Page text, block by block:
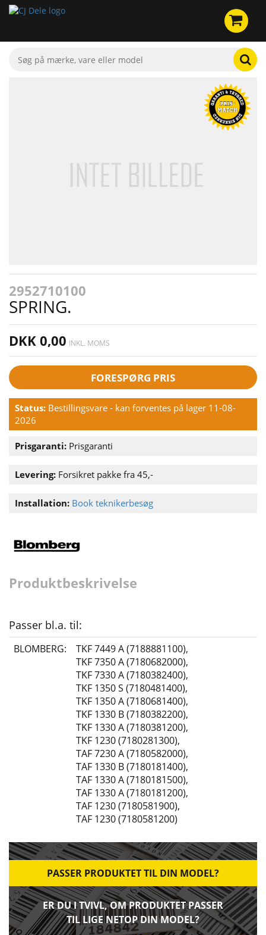
2952710100
SPRING.
DKK 0,00 INKL. MOMS
FORESPØRG PRIS
Status: Bestillingsvare - kan forventes på lager 11-08-
2026
Prisgaranti: Prisgaranti
Levering: Forsikret pakke fra 45,-
Installation: Book teknikerbesøg
Produktbeskrivelse
Passer bl.a. til:
BLOMBERG: TKF 7449 A (7188881100),
TKF 7350 A (7180682000),
TKF 7330 A (7180382400),
TKF 1350 S (7180481400),
TKF 1350 A (7180681400),
TKF 1330 B (7180382200),
TKF 1330 A (7180381200),
TKF 1230 (7180281300),
TAF 7230 A (7180582000),
TAF 1330 B (7180181400),
TAF 1330 A (7180181500),
TAF 1330 A (7180181200),
TAF 1230 (7180581900),
TAF 1230 (7180581200)
PASSER PRODUKTET TIL DIN MODEL?
ER DU I TVIVL, OM PRODUKTET PASSER
TIL LIGE NETOP DIN MODEL?